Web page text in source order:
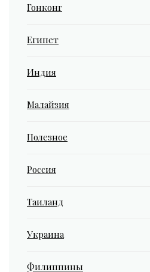
Гонконг
Египет
Индия
Малайзия
Полезное
Россия
Таиланд
Украина
Филиппины